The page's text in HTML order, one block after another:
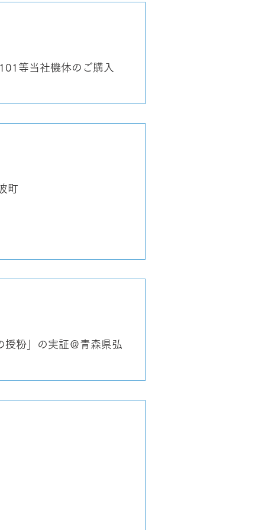
等当社機体のご購入
町
授粉」の実証＠青森県弘